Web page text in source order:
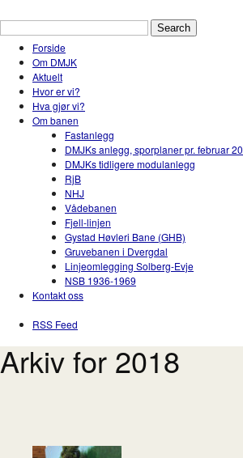
Forside
Om DMJK
Aktuelt
Hvor er vi?
Hva gjør vi?
Om banen
Fastanlegg
DMJKs anlegg, sporplaner pr. februar
DMJKs tidligere modulanlegg
RjB
NHJ
Vådebanen
Fjell-linjen
Gystad Høvleri Bane (GHB)
Gruvebanen i Dvergdal
Linjeomlegging Solberg-Evje
NSB 1936-1969
Kontakt oss
RSS Feed
Arkiv for 2018